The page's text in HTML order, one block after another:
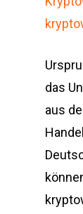
das
aus